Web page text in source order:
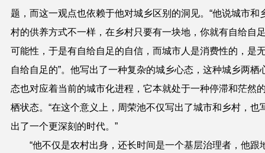
题，而这一观点也依赖于他对城乡区别的洞见。“他说城市和
村的供养方式不一样，在乡村只要有一块地，你就有自给自
可能性，于是有自给自足的自信，而城市人是消费性的，是
自给自足的”。他写出了一种复杂的城乡心态，这种城乡两栖
态也对应着当前的城市化进程，它本就处于一种停滞和茫然
栖状态。“在这个意义上，周荣池不仅写出了城市和乡村，也
出了一个更深刻的时代。”
“他不仅是农村出身，还长时间是一个基层治理者，他跟